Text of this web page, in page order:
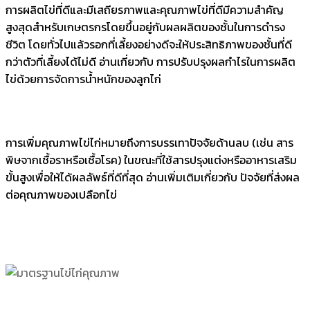
การผลิตไข่ที่ดีและมีเสถียรภาพและคุณภาพไข่ที่ดีมีความสำคัญ
สูงสุดสำหรับเกษตรกรโดยขึ้นอยู่กับผลผลิตของชั้นในการดำรง
ชีวิต โดยทั่วไปแล้วรอกที่เลี้ยงอย่างดีจะให้ประสิทธิภาพของชั้นที่ดี
กว่าตัวที่เลี้ยงได้ไม่ดี อ่านเกี่ยวกับ การปรับปรุงผลกำไรในการผลิต
ไข่ด้วยการจัดการน้ำหนักของลูกไก่
การเพิ่มคุณภาพไข่ไก่หมายถึงการบรรเทาปัจจัยด้านลบ (เช่น สาร
พิษจากเชื้อราหรือเชื้อโรค) ในขณะที่ใช้สารปรุงแต่งหรืออาหารเสริม
ขั้นสูงเพื่อให้ได้ผลลัพธ์ที่ดีที่สุด อ่านเพิ่มเติมเกี่ยวกับ ปัจจัยที่ส่งผล
ต่อคุณภาพของเปลือกไข่